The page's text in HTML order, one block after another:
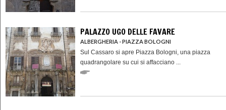
PALAZZO UGO DELLE FAVARE
ALBERGHERIA - PIAZZA BOLOGNI
Sul Cassaro si apre Piazza Bologni, una piazza
quadrangolare su cui si affacciano ...